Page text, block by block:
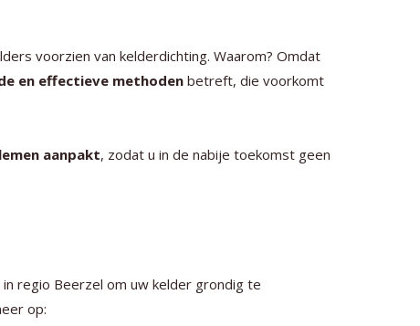
voorzien van kelderdichting. Waarom? Omdat
en effectieve methodenbetreft, die voorkomt
aanpakt, zodat u in de nabije toekomst geen
regio Beerzel om uw kelder grondig te
op: